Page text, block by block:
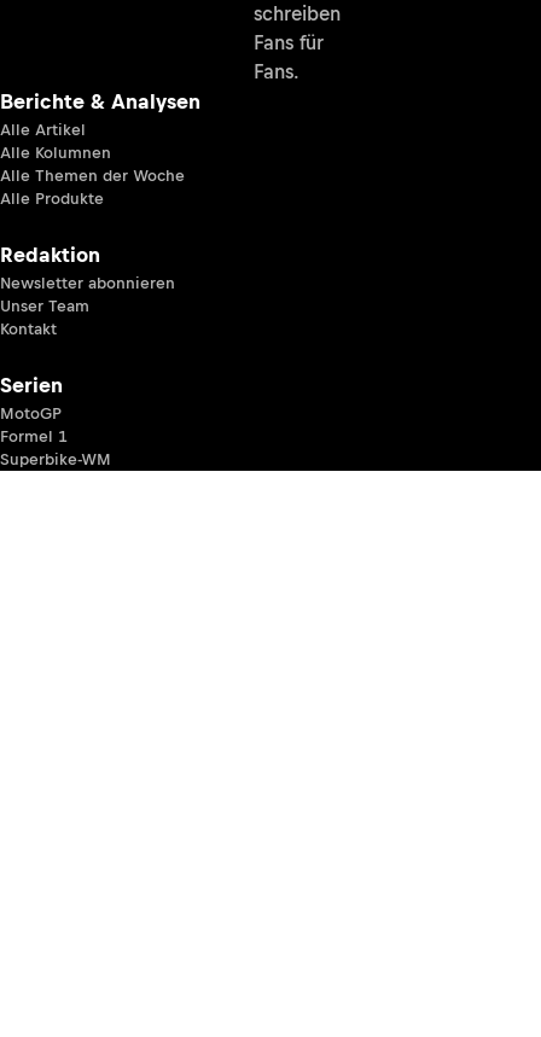
schreiben
Fans für
Fans.
Berichte & Analysen
Alle Artikel
Alle Kolumnen
Alle Themen der Woche
Alle Produkte
Redaktion
Newsletter abonnieren
Unser Team
Kontakt
Serien
MotoGP
Formel 1
Superbike-WM